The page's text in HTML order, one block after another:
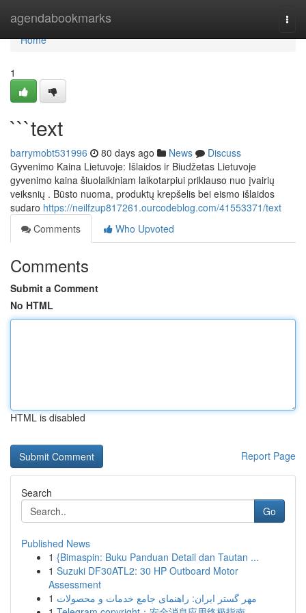
agendabookmarks
Home
Home
1
```text
barrymobt531996 80 days ago News
Discuss
Gyvenimo Kaina Lietuvoje: Išlaidos ir Biudžetas Lietuvoje
gyvenimo kaina šiuolaikiniam laikotarpiui priklauso nuo įvairių
veiksnių . Būsto nuoma, produktų krepšelis bei eismo išlaidos
sudaro https://neilfzup817261.ourcodeblog.com/41553371/text
Comments
Who Upvoted
Comments
Submit a Comment
No HTML
HTML is disabled
Report Page
Search
Go
Published News
1 {Bimaspin: Buku Panduan Detail dan Tautan ...
1 Suzuki DF30ATL2: 30 HP Outboard Motor
Assessment
1 مهر گستر ایران: راهنمای جامع خدمات و محصولات